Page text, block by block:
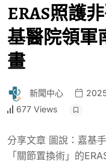
ERAS照護
基醫院領軍
畫
新聞中心
677 Views
分享文章 圖說：嘉基
「關節置換術」的